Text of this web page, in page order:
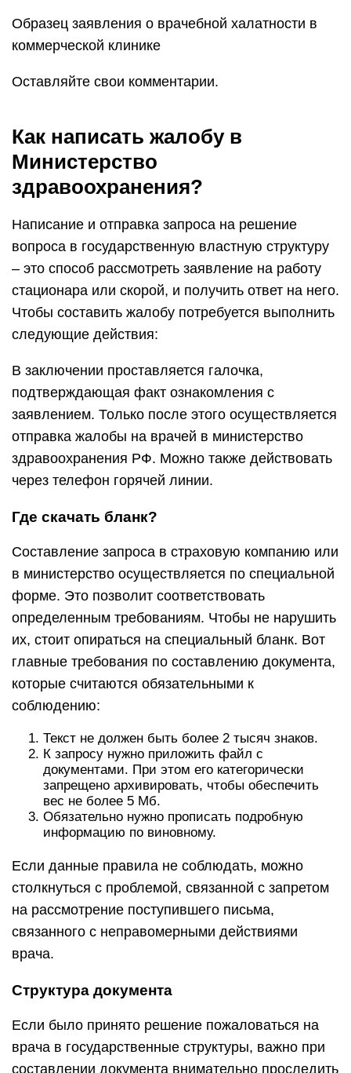
Образец заявления о врачебной халатности в
коммерческой клинике
Оставляйте свои комментарии.
Как написать жалобу в
Министерство
здравоохранения?
Написание и отправка запроса на решение
вопроса в государственную властную структуру
– это способ рассмотреть заявление на работу
стационара или скорой, и получить ответ на него.
Чтобы составить жалобу потребуется выполнить
следующие действия:
В заключении проставляется галочка,
подтверждающая факт ознакомления с
заявлением. Только после этого осуществляется
отправка жалобы на врачей в министерство
здравоохранения РФ. Можно также действовать
через телефон горячей линии.
Где скачать бланк?
Составление запроса в страховую компанию или
в министерство осуществляется по специальной
форме. Это позволит соответствовать
определенным требованиям. Чтобы не нарушить
их, стоит опираться на специальный бланк. Вот
главные требования по составлению документа,
которые считаются обязательными к
соблюдению:
Текст не должен быть более 2 тысяч знаков.
К запросу нужно приложить файл с
документами. При этом его категорически
запрещено архивировать, чтобы обеспечить
вес не более 5 Мб.
Обязательно нужно прописать подробную
информацию по виновному.
Если данные правила не соблюдать, можно
столкнуться с проблемой, связанной с запретом
на рассмотрение поступившего письма,
связанного с неправомерными действиями
врача.
Структура документа
Если было принято решение пожаловаться на
врача в государственные структуры, важно при
составлении документа внимательно проследить